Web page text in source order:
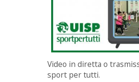
Video in diretta o
sport per tutti.